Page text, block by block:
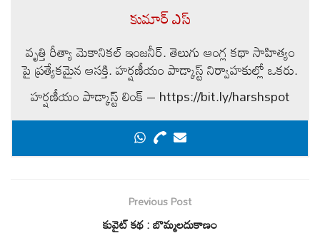
కుమార్ ఎస్
వృత్తి రీత్యా మెకానికల్ ఇంజనీర్. తెలుగు ఆంగ్ల కథా సాహిత్యం
పై ప్రత్యేకమైన ఆసక్తి. హర్షణీయం పాడ్కాస్ట్ నిర్వాహకుల్లో ఒకరు.
హర్షణీయం పాడ్కాస్ట్ లింక్ – https://bit.ly/harshspot
Previous Post
కువైట్ కథ : బొమ్మలదుకాణం